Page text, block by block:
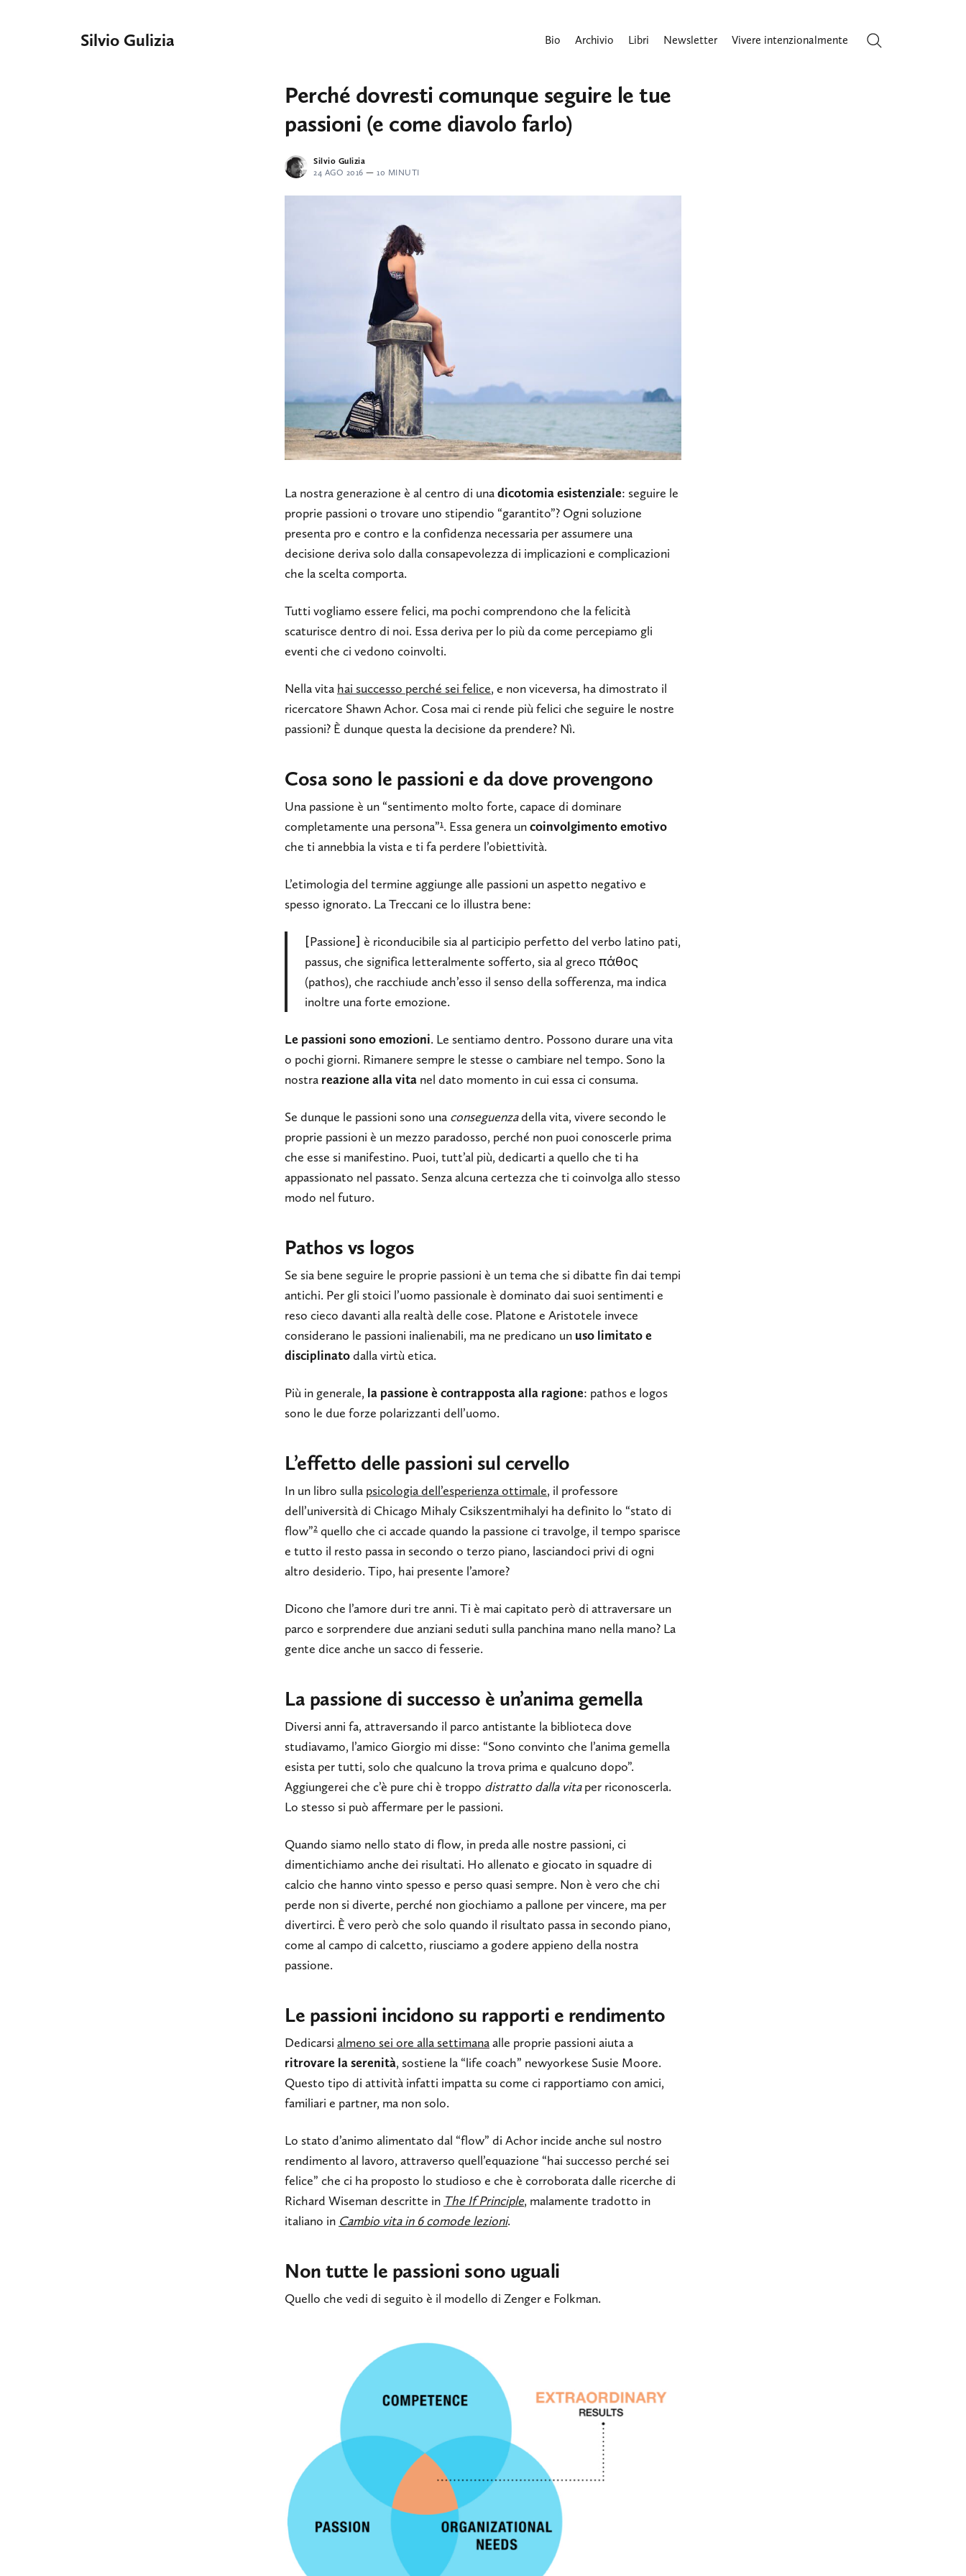
Silvio Gulizia Bio Archivio Libri Newsletter Vivere intenzionalmente
Perché dovresti comunque seguire le tue
passioni (e come diavolo farlo)
Silvio Gulizia
24 AGO 2016 — 10 MINUTI
La nostra generazione è al centro di unadicotomia esistenziale: seguire le
proprie passioni o trovare uno stipendio “garantito”? Ogni soluzione
presenta pro e contro e la confidenza necessaria per assumere una
decisione deriva solo dalla consapevolezza di implicazioni e complicazioni
che la scelta comporta.
Tutti vogliamo essere felici, ma pochi comprendono che la felicità
scaturisce dentro di noi. Essa deriva per lo più da come percepiamo gli
eventi che ci vedono coinvolti.
Nella vita hai successo perché sei felice, e non viceversa, ha dimostrato il
ricercatore Shawn Achor. Cosa mai ci rende più felici che seguire le nostre
passioni? È dunque questa la decisione da prendere? Nì.
Cosa sono le passioni e da dove provengono
Una passione è un “sentimento molto forte, capace di dominare
completamente una persona”1. Essa genera uncoinvolgimento emotivo
che ti annebbia la vista e ti fa perdere l’obiettività.
L’etimologia del termine aggiunge alle passioni un aspetto negativo e
spesso ignorato. La Treccani ce lo illustra bene:
[Passione] è riconducibile sia al participio perfetto del verbo latino pati,
passus, che significa letteralmente sofferto, sia al greco πάθος
(pathos), che racchiude anch’esso il senso della sofferenza, ma indica
inoltre una forte emozione.
Le passioni sono emozioni. Le sentiamo dentro. Possono durare una vita
o pochi giorni. Rimanere sempre le stesse o cambiare nel tempo. Sono la
nostra reazione alla vita nel dato momento in cui essa ci consuma.
Se dunque le passioni sono una conseguenzadella vita, vivere secondo le
proprie passioni è un mezzo paradosso, perché non puoi conoscerle prima
che esse si manifestino. Puoi, tutt’al più, dedicarti a quello che ti ha
appassionato nel passato. Senza alcuna certezza che ti coinvolga allo stesso
modo nel futuro.
Pathos vs logos
Se sia bene seguire le proprie passioni è un tema che si dibatte fin dai tempi
antichi. Per gli stoici l’uomo passionale è dominato dai suoi sentimenti e
reso cieco davanti alla realtà delle cose. Platone e Aristotele invece
considerano le passioni inalienabili, ma ne predicano un uso limitato e
disciplinatodalla virtù etica.
Più in generale, la passione è contrapposta alla ragione: pathos e logos
sono le due forze polarizzanti dell’uomo.
L’effetto delle passioni sul cervello
In un libro sulla psicologia dell’esperienza ottimale, il professore
dell’università di Chicago Mihaly Csikszentmihalyi ha definito lo “stato di
flow”2 quello che ci accade quando la passione ci travolge, il tempo sparisce
e tutto il resto passa in secondo o terzo piano, lasciandoci privi di ogni
altro desiderio. Tipo, hai presente l’amore?
Dicono che l’amore duri tre anni. Ti è mai capitato però di attraversare un
parco e sorprendere due anziani seduti sulla panchina mano nella mano? La
gente dice anche un sacco di fesserie.
La passione di successo è un’anima gemella
Diversi anni fa, attraversando il parco antistante la biblioteca dove
studiavamo, l’amico Giorgio mi disse: “Sono convinto che l’anima gemella
esista per tutti, solo che qualcuno la trova prima e qualcuno dopo”.
Aggiungerei che c’è pure chi è troppo distratto dalla vitaper riconoscerla.
Lo stesso si può affermare per le passioni.
Quando siamo nello stato di flow, in preda alle nostre passioni, ci
dimentichiamo anche dei risultati. Ho allenato e giocato in squadre di
calcio che hanno vinto spesso e perso quasi sempre. Non è vero che chi
perde non si diverte, perché non giochiamo a pallone per vincere, ma per
divertirci. È vero però che solo quando il risultato passa in secondo piano,
come al campo di calcetto, riusciamo a godere appieno della nostra
passione.
Le passioni incidono su rapporti e rendimento
Dedicarsi almeno sei ore alla settimanaalle proprie passioni aiuta a
ritrovare la serenità, sostiene la “life coach” newyorkese Susie Moore.
Questo tipo di attività infatti impatta su come ci rapportiamo con amici,
familiari e partner, ma non solo.
Lo stato d’animo alimentato dal “flow” di Achor incide anche sul nostro
rendimento al lavoro, attraverso quell’equazione “hai successo perché sei
felice” che ci ha proposto lo studioso e che è corroborata dalle ricerche di
Richard Wiseman descritte in The If Principle, malamente tradotto in
italiano in Cambio vita in 6 comode lezioni.
Non tutte le passioni sono uguali
Quello che vedi di seguito è il modello di Zenger e Folkman.